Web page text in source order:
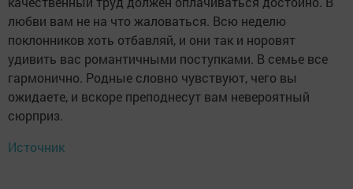
любви вам не на что жаловаться. Всю неделю
поклонников хоть отбавляй, и они так и норовят
удивить вас романтичными поступками. В семье все
гармонично. Родные словно чувствуют, чего вы
ожидаете, и вскоре преподнесут вам невероятный
сюрприз.
Источник